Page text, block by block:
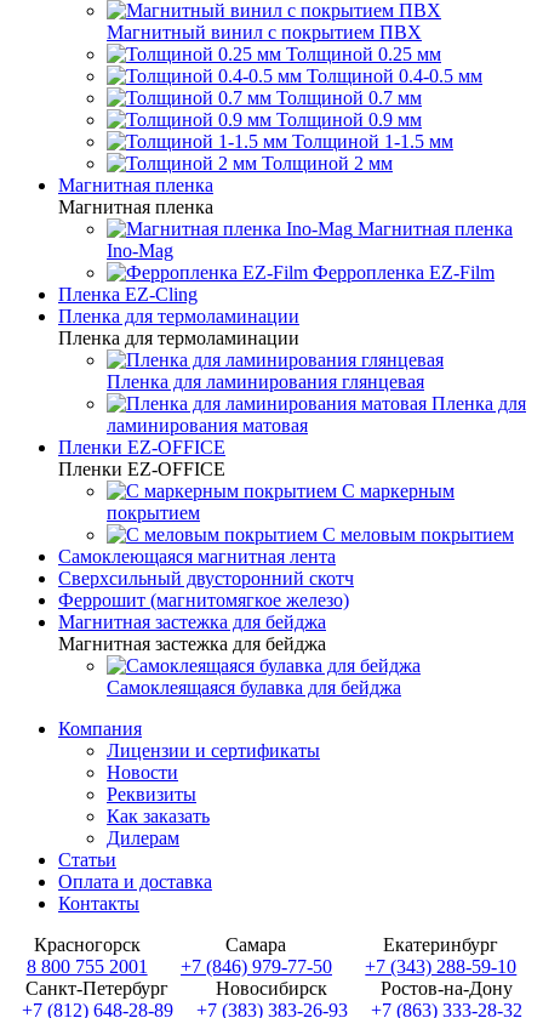
Магнитный винил с покрытием ПВХ
Толщиной 0.25 мм
Толщиной 0.4-0.5 мм
Толщиной 0.7 мм
Толщиной 0.9 мм
Толщиной 1-1.5 мм
Толщиной 2 мм
Магнитная пленка
Магнитная пленка
Магнитная пленка
Ino-Mag
Ферропленка EZ-Film
Пленка EZ-Cling
Пленка для термоламинации
Пленка для термоламинации
Пленка для ламинирования глянцевая
Пленка для
ламинирования матовая
Пленки EZ-OFFICE
Пленки EZ-OFFICE
С маркерным
покрытием
С меловым покрытием
Самоклеющаяся магнитная лента
Сверхсильный двусторонний скотч
Феррошит (магнитомягкое железо)
Магнитная застежка для бейджа
Магнитная застежка для бейджа
Самоклеящаяся булавка для бейджа
Компания
Лицензии и сертификаты
Новости
Реквизиты
Как заказать
Дилерам
Статьи
Оплата и доставка
Контакты
Красногорск
8 800 755 2001
Самара
+7 (846) 979-77-50
Екатеринбург
+7 (343) 288-59-10
Санкт-Петербург
+7 (812) 648-28-89
Новосибирск
+7 (383) 383-26-93
Ростов-на-Дону
+7 (863) 333-28-32